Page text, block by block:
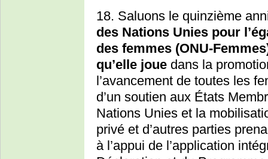
18. Saluons le quinzième
des Nations Unies pour
des femmes (ONU-
qu’elle joue dans la
l’avancement de toutes les
d’un soutien aux États
Nations Unies et la
privé et d’autres parties
à l’appui de l’application